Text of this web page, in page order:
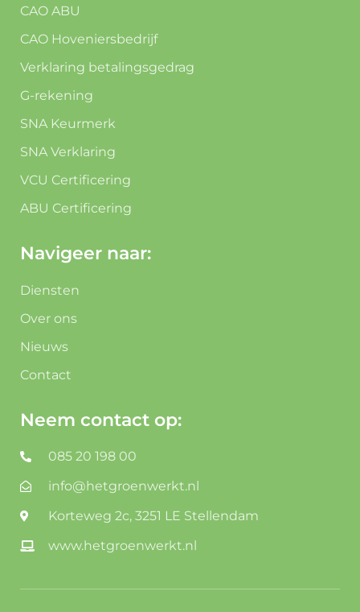
CAO ABU
CAO Hoveniersbedrijf
Verklaring betalingsgedrag
G-rekening
SNA Keurmerk
SNA Verklaring
VCU Certificering
ABU Certificering
Navigeer naar:
Diensten
Over ons
Nieuws
Contact
Neem contact op:
085 20 198 00
info@hetgroenwerkt.nl
Korteweg 2c, 3251 LE Stellendam
www.hetgroenwerkt.nl